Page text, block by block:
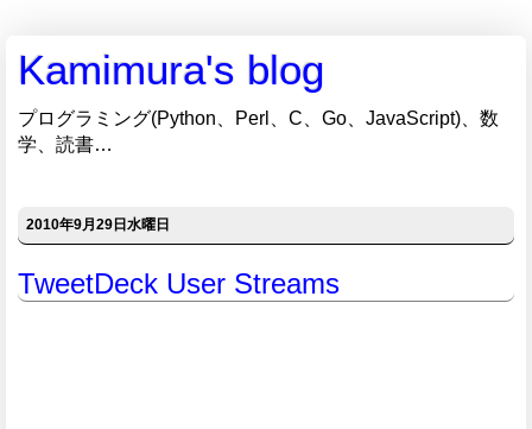
Kamimura's blog
プログラミング(Python、Perl、C、Go、JavaScript)、数
学、読書…
2010年9月29日水曜日
TweetDeck User Streams